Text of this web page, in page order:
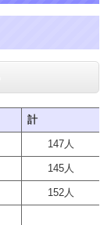
計
147人
145人
152人